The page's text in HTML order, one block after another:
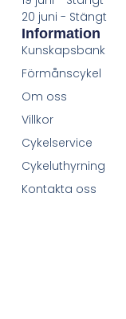
20 juni - Stängt
Information
Kunskapsbank
Förmånscykel
Om oss
Villkor
Cykelservice
Cykeluthyrning
Kontakta oss